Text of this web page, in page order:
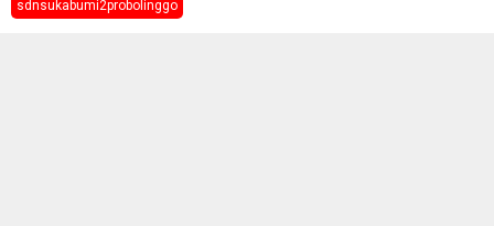
sdnsukabumi2probolinggo